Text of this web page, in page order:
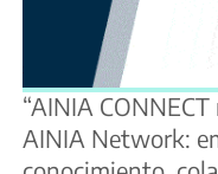
“AINIA
AINIA Network: